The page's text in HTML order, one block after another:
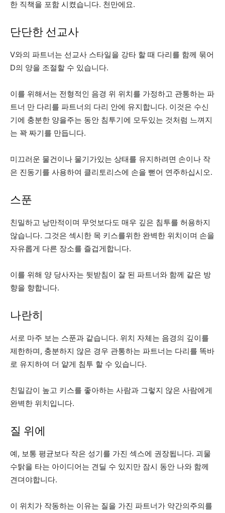
한 직책을 포함 시켰습니다. 천만에요.
단단한 선교사
V와의 파트너는 선교사 스타일을 강타 할 때 다리를 함께 묶어
D의 양을 조절할 수 있습니다.
이를 위해서는 전형적인 음경 위 위치를 가정하고 관통하는 파
트너 만 다리를 파트너의 다리 안에 유지합니다. 이것은 수신
기에 충분한 양을주는 동안 침투기에 모두있는 것처럼 느껴지
는 꽉 짜기를 만듭니다.
미끄러운 물건이나 물기가있는 상태를 유지하려면 손이나 작
은 진동기를 사용하여 클리토리스에 손을 뻗어 연주하십시오.
스푼
친밀하고 낭만적이며 무엇보다도 매우 깊은 침투를 허용하지
않습니다. 그것은 섹시한 목 키스를위한 완벽한 위치이며 손을
자유롭게 다른 장소를 즐겁게합니다.
이를 위해 양 당사자는 뒷받침이 잘 된 파트너와 함께 같은 방
향을 향합니다.
나란히
서로 마주 보는 스푼과 같습니다. 위치 자체는 음경의 깊이를
제한하며, 충분하지 않은 경우 관통하는 파트너는 다리를 똑바
로 유지하여 더 얕게 침투 할 수 있습니다.
친밀감이 높고 키스를 좋아하는 사람과 그렇지 않은 사람에게
완벽한 위치입니다.
질 위에
예, 보통 평균보다 작은 성기를 가진 섹스에 권장됩니다. 괴물
수탉을 타는 ​​아이디어는 견딜 수 있지만 잠시 동안 나와 함께
견뎌야합니다.
이 위치가 작동하는 이유는 질을 가진 파트너가 약간의주의를